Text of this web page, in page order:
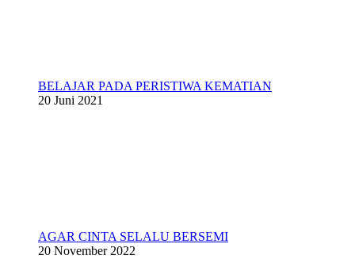
BELAJAR PADA PERISTIWA KEMATIAN
20 Juni 2021
AGAR CINTA SELALU BERSEMI
20 November 2022